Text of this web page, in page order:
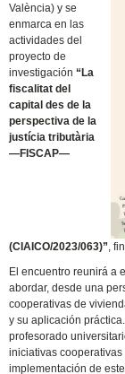
València) y se
enmarca en las
actividades del
proyecto de
investigación“La
fiscalitat del
capital des de la
perspectiva de la
justícia tributària
—FISCAP—
(CIAICO/2023/063)”,
El encuentro reunirá a
abordar, desde una
cooperativas de
y su aplicación
profesorado
iniciativas
implementación de